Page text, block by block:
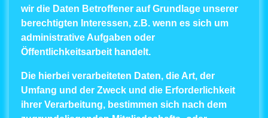
wir die Daten Betroffener auf Grundlage unserer
berechtigten Interessen, z.B. wenn es sich um
administrative Aufgaben oder
Öffentlichkeitsarbeit handelt.
Die hierbei verarbeiteten Daten, die Art, der
Umfang und der Zweck und die Erforderlichkeit
ihrer Verarbeitung, bestimmen sich nach dem